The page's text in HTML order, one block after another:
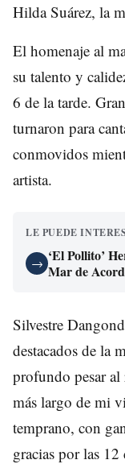
Hilda Suárez, la
El homenaje al
su talento y
6 de la tarde.
turnaron para
conmovidos
artista.
LE PUEDE
→ ‘El Pollito’
Mar de
Silvestre
destacados de la
profundo pesar al
más largo de mi
temprano, con
gracias por las